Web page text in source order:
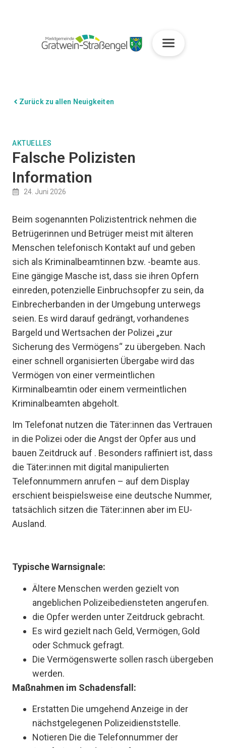
Zurück zu allen Neuigkeiten
AKTUELLES
Falsche Polizisten
Information
24. Juni 2026
Beim sogenannten Polizistentrick nehmen die
Betrügerinnen und Betrüger meist mit älteren
Menschen telefonisch Kontakt auf und geben
sich als Kriminalbeamtinnen bzw. -beamte aus.
Eine gängige Masche ist, dass sie ihren Opfern
einreden, potenzielle Einbruchsopfer zu sein, da
Einbrecherbanden in der Umgebung unterwegs
seien. Es wird darauf gedrängt, vorhandenes
Bargeld und Wertsachen der Polizei „zur
Sicherung des Vermögens“ zu übergeben. Nach
einer schnell organisierten Übergabe wird das
Vermögen von einer vermeintlichen
Kirminalbeamtin oder einem vermeintlichen
Kriminalbeamten abgeholt.
Im Telefonat nutzen die Täter:innen das Vertrauen
in die Polizei oder die Angst der Opfer aus und
bauen Zeitdruck auf . Besonders raffiniert ist, dass
die Täter:innen mit digital manipulierten
Telefonnummern anrufen – auf dem Display
erschient beispielsweise eine deutsche Nummer,
tatsächlich sitzen die Täter:innen aber im EU-
Ausland.
Typische Warnsignale:
Ältere Menschen werden gezielt von
angeblichen Polizeibediensteten angerufen.
die Opfer werden unter Zeitdruck gebracht.
Es wird gezielt nach Geld, Vermögen, Gold
oder Schmuck gefragt.
Die Vermögenswerte sollen rasch übergeben
werden.
Maßnahmen im Schadensfall:
Erstatten Die umgehend Anzeige in der
nächstgelegenen Polizeidienststelle.
Notieren Die die Telefonnummer der